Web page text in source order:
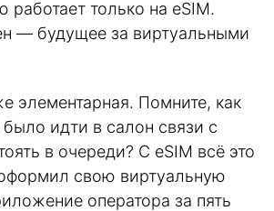
только на eSIM.
— будущее за виртуальными
элементарная. Помните, как
идти в салон связи с
в очереди? С eSIM всё это
свою виртуальную
оператора за пять